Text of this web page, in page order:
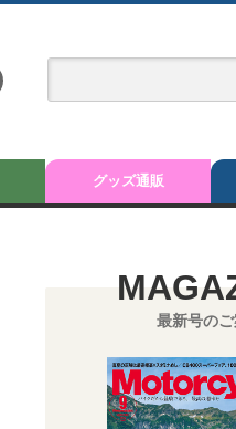
グッズ通販
最新号の